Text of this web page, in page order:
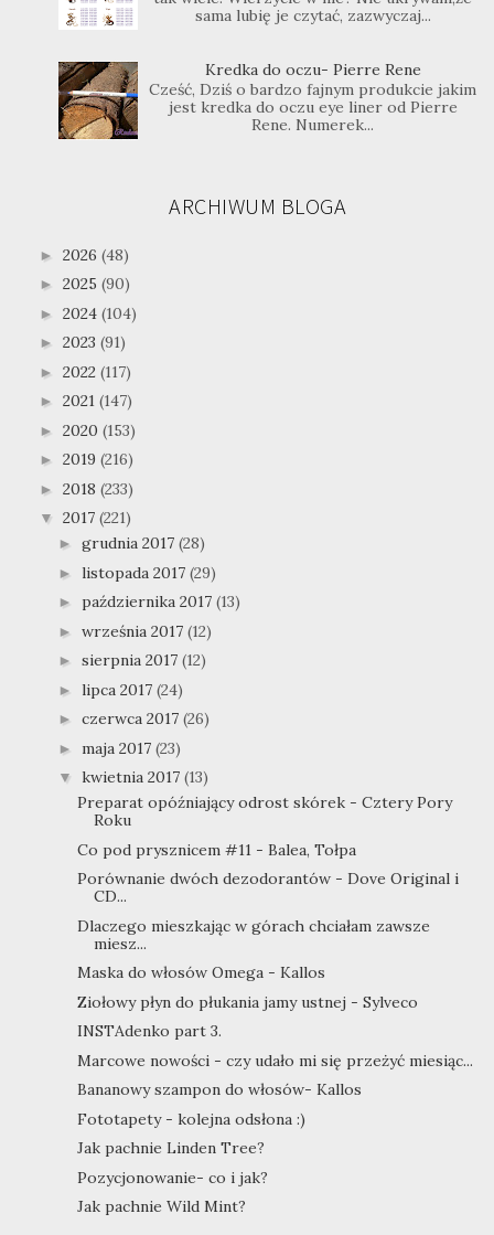
sama lubię je czytać, zazwyczaj...
Kredka do oczu- Pierre Rene
Cześć, Dziś o bardzo fajnym produkcie jakim
jest kredka do oczu eye liner od Pierre
Rene. Numerek...
ARCHIWUM BLOGA
► 2026 (48)
► 2025 (90)
► 2024 (104)
► 2023 (91)
► 2022 (117)
► 2021 (147)
► 2020 (153)
► 2019 (216)
► 2018 (233)
▼ 2017 (221)
► grudnia 2017 (28)
► listopada 2017 (29)
► października 2017 (13)
► września 2017 (12)
► sierpnia 2017 (12)
► lipca 2017 (24)
► czerwca 2017 (26)
► maja 2017 (23)
▼ kwietnia 2017 (13)
Preparat opóźniający odrost skórek - Cztery Pory
Roku
Co pod prysznicem #11 - Balea, Tołpa
Porównanie dwóch dezodorantów - Dove Original i
CD...
Dlaczego mieszkając w górach chciałam zawsze
miesz...
Maska do włosów Omega - Kallos
Ziołowy płyn do płukania jamy ustnej - Sylveco
INSTAdenko part 3.
Marcowe nowości - czy udało mi się przeżyć miesiąc...
Bananowy szampon do włosów- Kallos
Fototapety - kolejna odsłona :)
Jak pachnie Linden Tree?
Pozycjonowanie- co i jak?
Jak pachnie Wild Mint?